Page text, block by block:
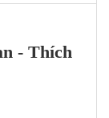
- Thích